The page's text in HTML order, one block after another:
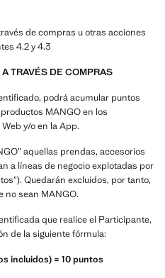
de compras u otras acciones
4.2 y 4.3
TRAVÉS DE COMPRAS
podrá acumular puntos
MANGO en los
y/o en la App.
aquellas prendas, accesorios
a líneas de negocio explotadas por
Quedarán excluidos, por tanto,
no sean MANGO.
que realice el Participante,
de la siguiente fórmula:
incluidos) = 10 puntos